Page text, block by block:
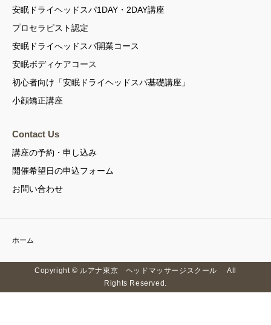
安眠ドライヘッドスパ1DAY・2DAY講座
プロセラピスト認定
安眠ドライへッドスパ開業コース
安眠ボディケアコース
初心者向け「安眠ドライヘッドスパ基礎講座」
小顔矯正講座
Contact Us
講座の予約・申し込み
開催希望日の申込フォーム
お問い合わせ
ホーム
Copyright © ルアナ東京 ヘッドマッサージスクール All
Rights Reserved.